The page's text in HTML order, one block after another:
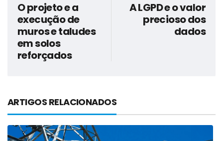
O projeto e a
execução de
muros e taludes
em solos
reforçados
A LGPD e o valor
precioso dos
dados
ARTIGOS RELACIONADOS